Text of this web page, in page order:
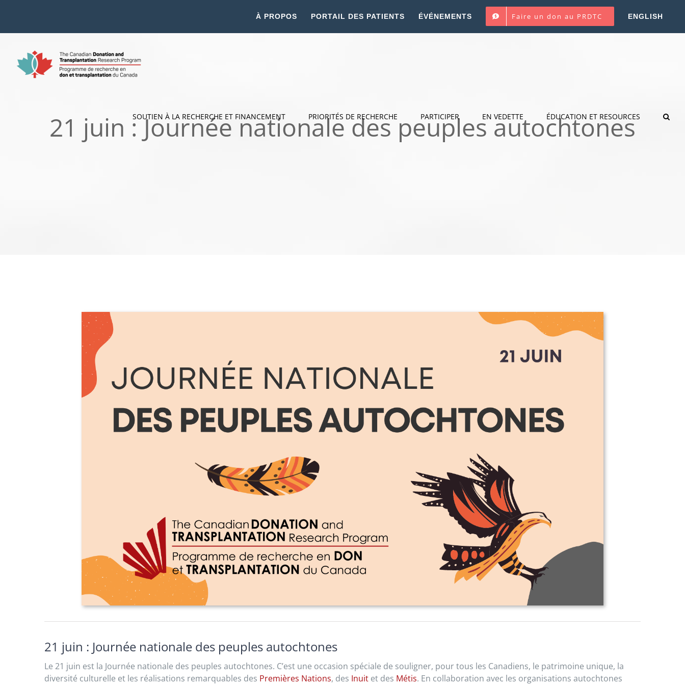
À PROPOS PORTAIL DES PATIENTS ÉVÉNEMENTS Faire un don au PRDTC ENGLISH
SOUTIEN À LA RECHERCHE ET FINANCEMENT PRIORITÉS DE RECHERCHE PARTICIPER EN VEDETTE ÉDUCATION ET RESOURCES
21 juin : Journée nationale des peuples autochtones
21 juin : Journée nationale des peuples autochtones
Le 21 juin est la Journée nationale des peuples autochtones. C’est une occasion spéciale de souligner, pour tous les Canadiens, le patrimoine unique, la
diversité culturelle et les réalisations remarquables des Premières Nations, des Inuit et des Métis. En collaboration avec les organisations autochtones